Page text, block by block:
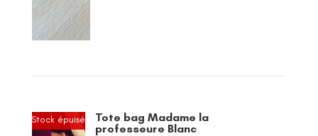
Stock épuisé
Tote bag Madame la
professeure Blanc